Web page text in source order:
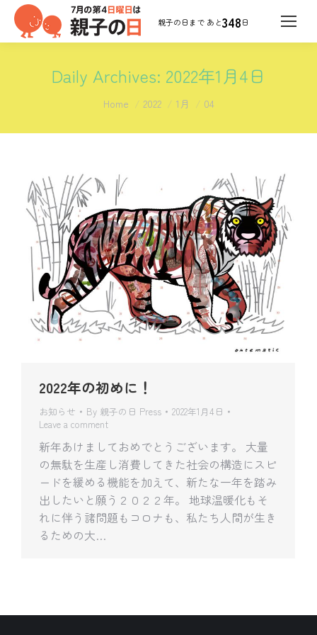
348日
Daily Archives: 2022年1月4日
You are here:
Home 2022 1月 04
2022年の初めに！
お知らせ By 親子の日 Press
2022年1月4日
Leave a comment
新年あけましておめでとうございます。 大量
の無駄を生産し消費してきた社会の構造にスピ
ードを緩める機能を加えて、新たな一年を踏み
出したいと願う２０２２年。 地球温暖化もそ
れに伴う諸問題もコロナも、私たち人間が生き
るための大…